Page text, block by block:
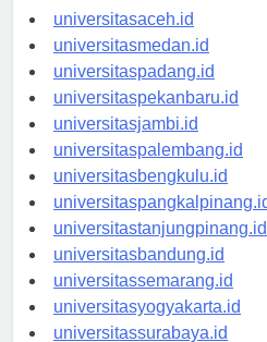
universitasaceh.id
universitasmedan.id
universitaspadang.id
universitaspekanbaru.id
universitasjambi.id
universitaspalembang.id
universitasbengkulu.id
universitaspangkalpinang.id
universitastanjungpinang.id
universitasbandung.id
universitassemarang.id
universitasyogyakarta.id